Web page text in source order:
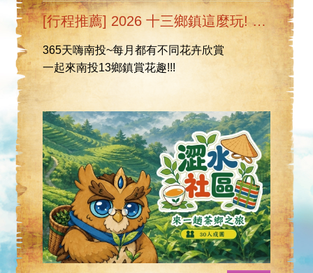
[行程推薦] 2026 十三鄉鎮這麼玩! 花季篇
365天嗨南投~每月都有不同花卉欣賞
一起來南投13鄉鎮賞花趣!!!